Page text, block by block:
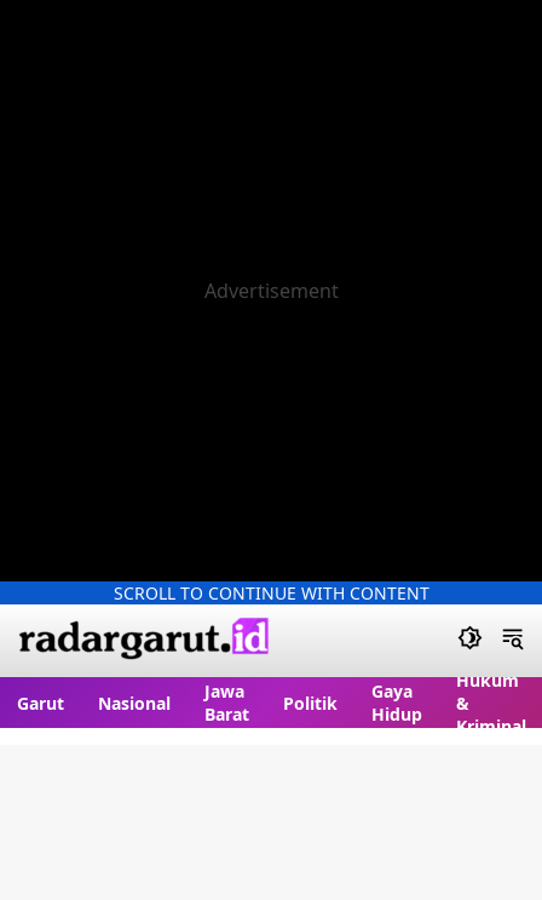
SCROLL TO CONTINUE WITH CONTENT
Garut Nasional
Jawa
Barat
Politik
Gaya
Hidup
Hukum
&
Kriminal